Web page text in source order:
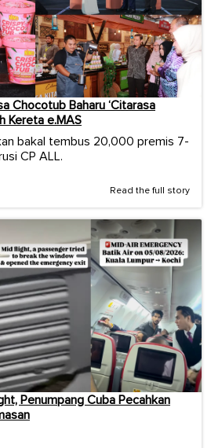
Chocotub Baharu ‘Citarasa
Kereta e.MAS
bakal tembus 20,000 premis 7-
CP ALL.
Read the full story
Penumpang Cuba Pecahkan